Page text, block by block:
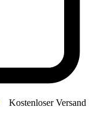
Kostenloser Versand